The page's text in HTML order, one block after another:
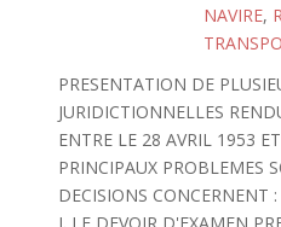
NAVIRE,
PRESENTATION DE
JURIDICTIONNELLES
ENTRE LE 28 AVRIL 1953
PRINCIPAUX PROBLEMES
DECISIONS CONCERNENT :